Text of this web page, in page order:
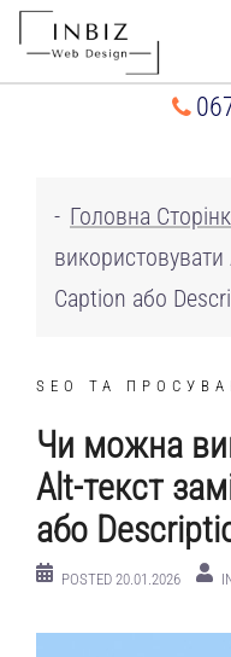
Перейти
- Головна
використовувати
Caption або
SEO ТА
Чи можна
Alt-текст
або
POSTED 20.01.2026